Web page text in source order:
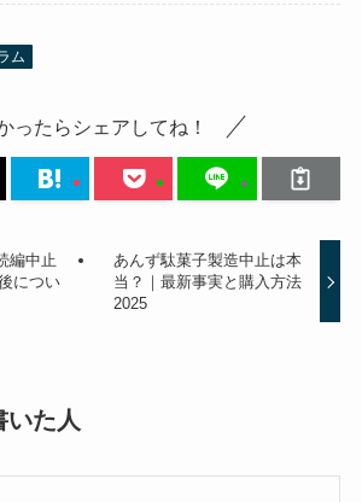
ム
ったらシェアしてね！
編中止
につい
あんず駄菓子製造中止は本
当？｜最新事実と購入方法
2025
いた人